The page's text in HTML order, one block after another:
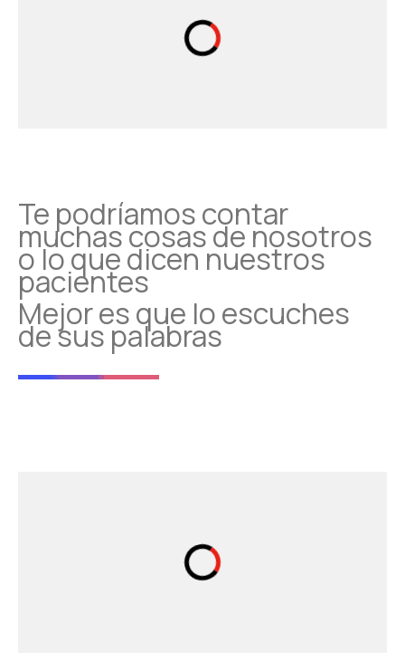
Te podríamos contar
muchas cosas de nosotros
o lo que dicen nuestros
pacientes
Mejor es que lo escuches
de sus palabras